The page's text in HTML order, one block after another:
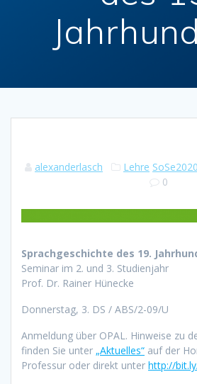
alexanderlasch Lehre SoSe2020
0
Sprachgeschichte des 19.
Seminar im 2. und 3. Studienjahr
Prof. Dr. Rainer Hünecke
Donnerstag, 3. DS / ABS/2-09/U
Anmeldung über OPAL. Hinweise zu
finden Sie unter „Aktuelles“ auf der
Professur oder direkt unter http://